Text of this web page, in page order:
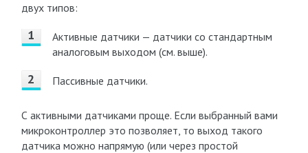
двух типов:
Активные датчики — датчики со стандартным
аналоговым выходом (см. выше).
Пассивные датчики.
С активными датчиками проще. Если выбранный вами
микроконтроллер это позволяет, то выход такого
датчика можно напрямую (или через простой